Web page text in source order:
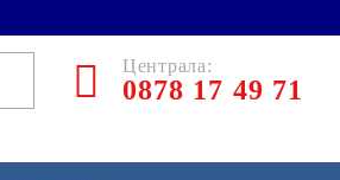
Централа:
0878 17 49 71